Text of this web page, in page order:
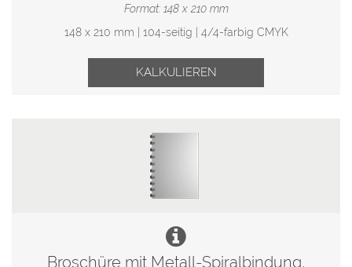
Format: 148 x 210 mm
148 x 210 mm | 104-seitig | 4/4-farbig CMYK
KALKULIEREN
Broschüre mit Metall-Spiralbindung,